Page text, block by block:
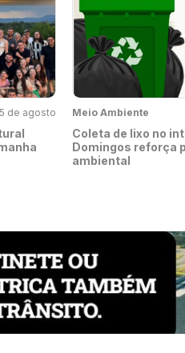
5 de agosto Meio Ambiente
Coleta de lixo no
Domingos reforça
ambiental